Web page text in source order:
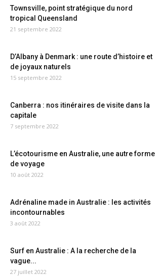
Townsville, point stratégique du nord
tropical Queensland
21 septembre 2022
D’Albany à Denmark : une route d’histoire et
de joyaux naturels
15 septembre 2022
Canberra : nos itinéraires de visite dans la
capitale
7 septembre 2022
L’écotourisme en Australie, une autre forme
de voyage
10 août 2022
Adrénaline made in Australie : les activités
incontournables
3 août 2022
Surf en Australie : A la recherche de la
vague...
27 juillet 2022